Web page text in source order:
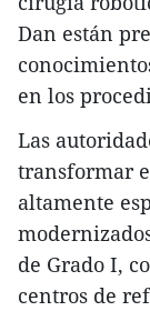
Dan están
en los
Las
transformar
altamente
de Grado I,
centros de